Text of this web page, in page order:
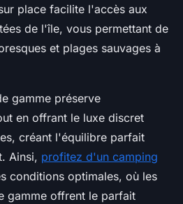
place facilite l'accès aux
de l'île, vous permettant de
et plages sauvages à
gamme préserve
en offrant le luxe discret
créant l'équilibre parfait
Ainsi, profitez d'un camping
conditions optimales, où les
gamme offrent le parfait